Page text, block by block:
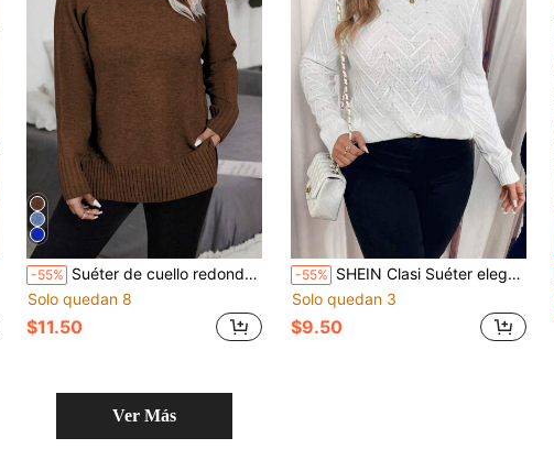
-55% Suéter de cuello redondo de manga larga de un solo color en talla grande, uso diario casual, para suéter de punto de invierno y otoño
Solo quedan 8
$11.50
-55% SHEIN Clasi Suéter elegante de manga larga, cuello redondo, con botones metálicos para uso diario y vacaciones, talla grande, color beige, para mujeres
Solo quedan 3
$9.50
Ver Más